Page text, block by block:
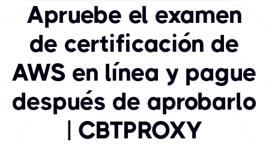
Apruebe el examen
de certificación de
AWS en línea y pague
después de aprobarlo
| CBTPROXY